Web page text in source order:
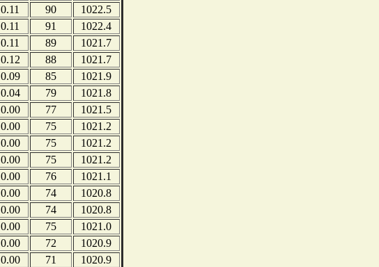
0.11 90
1022.5
0.11 91
1022.4
0.11 89
1021.7
0.12 88
1021.7
0.09 85
1021.9
0.04 79
1021.8
0.00 77
1021.5
0.00 75
1021.2
0.00 75
1021.2
0.00 75
1021.2
0.00 76
1021.1
0.00 74
1020.8
0.00 74
1020.8
0.00 75
1021.0
0.00 72
1020.9
0.00 71
1020.9